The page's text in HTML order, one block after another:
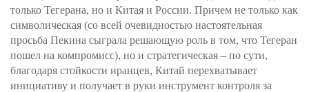
только Тегерана, но и Китая и России. Причем не только как
символическая (со всей очевидностью настоятельная
просьба Пекина сыграла решающую роль в том, что Тегеран
пошел на компромисс), но и стратегическая – по сути,
благодаря стойкости иранцев, Китай перехватывает
инициативу и получает в руки инструмент контроля за